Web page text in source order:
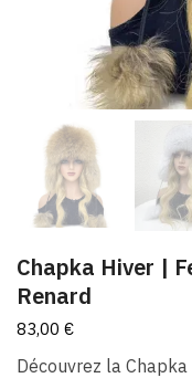
Chapka Hiver |
Renard
83,00 €
Découvrez la